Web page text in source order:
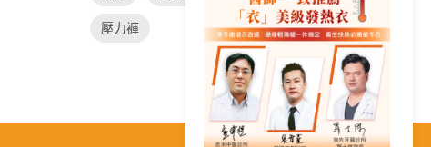
壓力褲
繁│简